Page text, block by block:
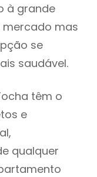
à grande
mas
se
saudável.
têm o
e
qualquer